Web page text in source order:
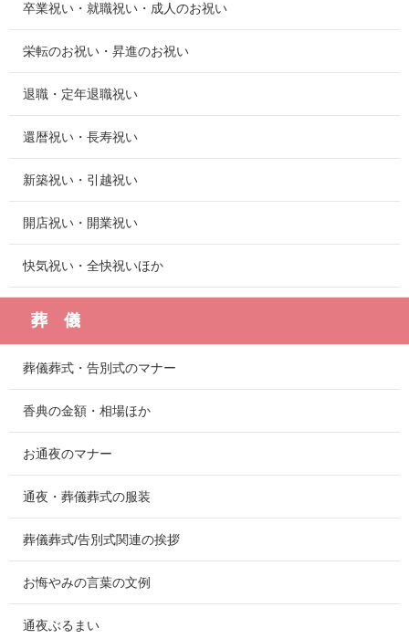
卒業祝い・就職祝い・成人のお祝い
栄転のお祝い・昇進のお祝い
退職・定年退職祝い
還暦祝い・長寿祝い
新築祝い・引越祝い
開店祝い・開業祝い
快気祝い・全快祝いほか
葬 儀
葬儀葬式・告別式のマナー
香典の金額・相場ほか
お通夜のマナー
通夜・葬儀葬式の服装
葬儀葬式/告別式関連の挨拶
お悔やみの言葉の文例
通夜ぶるまい